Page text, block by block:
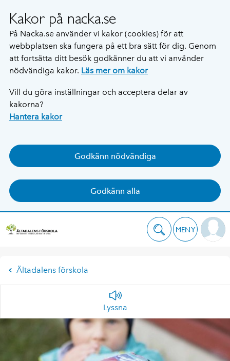
Kakor på nacka.se
På Nacka.se använder vi kakor (cookies) för att
webbplatsen ska fungera på ett bra sätt för dig. Genom
att fortsätta ditt besök godkänner du att vi använder
nödvändiga kakor. Läs mer om kakor
Vill du göra inställningar och acceptera delar av
kakorna?
Hantera kakor
Godkänn nödvändiga
Godkänn alla
MENY
Ältadalens förskola
Lyssna